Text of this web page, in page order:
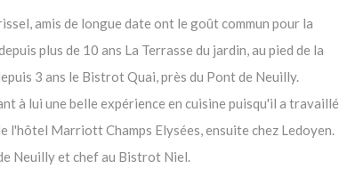
amis de longue date ont le goût commun pour la
plus de 10 ans La Terrasse du jardin, au pied de la
3 ans le Bistrot Quai, près du Pont de Neuilly.
à lui une belle expérience en cuisine puisqu'il a travaillé
l'hôtel Marriott Champs Elysées, ensuite chez Ledoyen.
Neuilly et chef au Bistrot Niel.